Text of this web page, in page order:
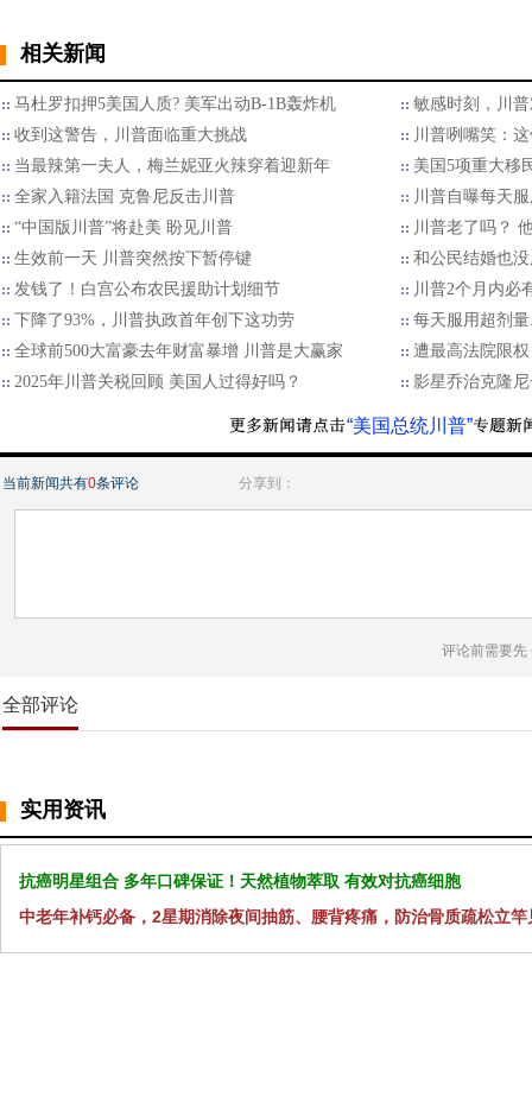
相关新闻
马杜罗扣押5美国人质? 美军出动B-1B轰炸机
敏感时刻，川
收到这警告，川普面临重大挑战
川普咧嘴笑：
当最辣第一夫人，梅兰妮亚火辣穿着迎新年
美国5项重大移
全家入籍法国 克鲁尼反击川普
川普自曝每天
“中国版川普”将赴美 盼见川普
川普老了吗？
生效前一天 川普突然按下暂停键
和公民结婚也
发钱了！白宫公布农民援助计划细节
川普2个月内必
下降了93%，川普执政首年创下这功劳
每天服用超剂
全球前500大富豪去年财富暴增 川普是大赢家
遭最高法院限
2025年川普关税回顾 美国人过得好吗？
影星乔治克隆
“美国总统川普”
当前新闻共有0条评论 分享到：
评论前需要先
全部评论
实用资讯
抗癌明星组合 多年口碑保证！天然植物萃取 有效对抗癌细胞
中老年补钙必备，2星期消除夜间抽筋、腰背疼痛，防治骨质疏松立竿